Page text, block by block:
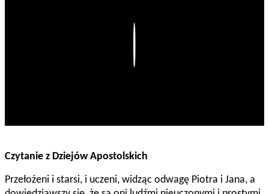
Czytanie z Dziejów Apostolskich
Przełożeni i starsi, i uczeni, widząc odwagę Piotra i Jana, a